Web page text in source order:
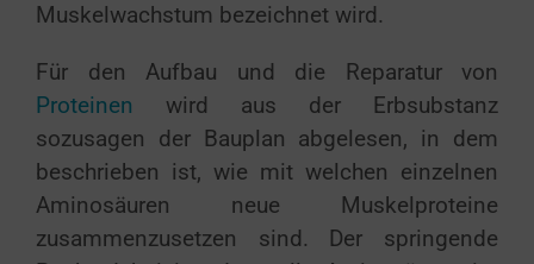
Muskelwachstum bezeichnet wird.
Für den Aufbau und die Reparatur von
Proteinen wird aus der Erbsubstanz
sozusagen der Bauplan abgelesen, in dem
beschrieben ist, wie mit welchen einzelnen
Aminosäuren neue Muskelproteine
zusammenzusetzen sind. Der springende